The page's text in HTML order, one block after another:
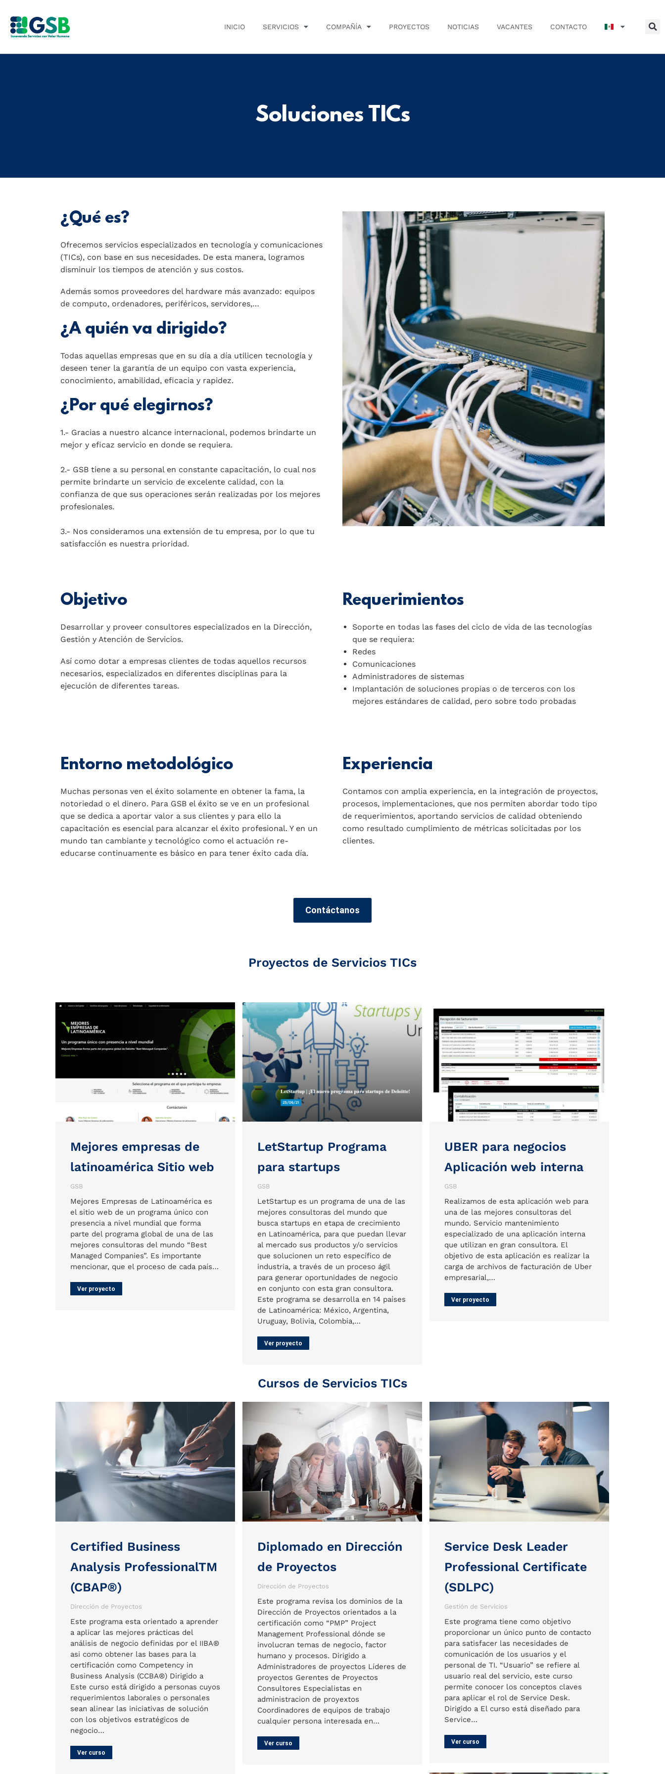
INICIO SERVICIOS COMPAÑÍA PROYECTOS NOTICIAS VACANTES CONTACTO
Soluciones TICs
¿Qué es?
Ofrecemos servicios especializados en tecnología y comunicaciones
(TICs), con base en sus necesidades. De esta manera, logramos
disminuir los tiempos de atención y sus costos.
Además somos proveedores del hardware más avanzado: equipos
de computo, ordenadores, periféricos, servidores,…
¿A quién va dirigido?
Todas aquellas empresas que en su día a día utilicen tecnología y
deseen tener la garantía de un equipo con vasta experiencia,
conocimiento, amabilidad, eficacia y rapidez.
¿Por qué elegirnos?
1.- Gracias a nuestro alcance internacional, podemos brindarte un
mejor y eficaz servicio en donde se requiera.
2.- GSB tiene a su personal en constante capacitación, lo cual nos
permite brindarte un servicio de excelente calidad, con la
confianza de que sus operaciones serán realizadas por los mejores
profesionales.
3.- Nos consideramos una extensión de tu empresa, por lo que tu
satisfacción es nuestra prioridad.
Objetivo
Desarrollar y proveer consultores especializados en la Dirección,
Gestión y Atención de Servicios.
Así como dotar a empresas clientes de todas aquellos recursos
necesarios, especializados en diferentes disciplinas para la
ejecución de diferentes tareas.
Requerimientos
Soporte en todas las fases del ciclo de vida de las tecnologías
que se requiera:
Redes
Comunicaciones
Administradores de sistemas
Implantación de soluciones propias o de terceros con los
mejores estándares de calidad, pero sobre todo probadas
Entorno metodológico
Muchas personas ven el éxito solamente en obtener la fama, la
notoriedad o el dinero. Para GSB el éxito se ve en un profesional
que se dedica a aportar valor a sus clientes y para ello la
capacitación es esencial para alcanzar el éxito profesional. Y en un
mundo tan cambiante y tecnológico como el actuación re-
educarse continuamente es básico en para tener éxito cada día.
Experiencia
Contamos con amplia experiencia, en la integración de proyectos,
procesos, implementaciones, que nos permiten abordar todo tipo
de requerimientos, aportando servicios de calidad obteniendo
como resultado cumplimiento de métricas solicitadas por los
clientes.
Contáctanos
Proyectos de Servicios TICs
Mejores empresas de
latinoamérica Sitio web
GSB
Mejores Empresas de Latinoamérica es
el sitio web de un programa único con
presencia a nivel mundial que forma
parte del programa global de una de las
mejores consultoras del mundo “Best
Managed Companies”. Es importante
mencionar, que el proceso de cada país…
Ver proyecto
LetStartup Programa
para startups
GSB
LetStartup es un programa de una de las
mejores consultoras del mundo que
busca startups en etapa de crecimiento
en Latinoamérica, para que puedan llevar
al mercado sus productos y/o servicios
que solucionen un reto específico de
industria, a través de un proceso ágil
para generar oportunidades de negocio
en conjunto con esta gran consultora.
Este programa se desarrolla en 14 países
de Latinoamérica: México, Argentina,
Uruguay, Bolivia, Colombia,…
Ver proyecto
UBER para negocios
Aplicación web interna
GSB
Realizamos de esta aplicación web para
una de las mejores consultoras del
mundo. Servicio mantenimiento
especializado de una aplicación interna
que utilizan en gran consultora. El
objetivo de esta aplicación es realizar la
carga de archivos de facturación de Uber
empresarial,…
Ver proyecto
Cursos de Servicios TICs
Certified Business
Analysis ProfessionalTM
(CBAP®)
Dirección de Proyectos
Este programa esta orientado a aprender
a aplicar las mejores prácticas del
análisis de negocio definidas por el IIBA®
asi como obtener las bases para la
certificación como Competency in
Business Analysis (CCBA®) Dirigido a
Este curso está dirigido a personas cuyos
requerimientos laborales o personales
sean alinear las iniciativas de solución
con los objetivos estratégicos de
negocio…
Ver curso
Diplomado en Dirección
de Proyectos
Dirección de Proyectos
Este programa revisa los dominios de la
Dirección de Proyectos orientados a la
certificación como “PMP” Project
Management Professional dónde se
involucran temas de negocio, factor
humano y procesos. Dirigido a
Administradores de proyectos Líderes de
proyectos Gerentes de Proyectos
Consultores Especialistas en
administracion de proyextos
Coordinadores de equipos de trabajo
cualquier persona interesada en…
Ver curso
Service Desk Leader
Professional Certificate
(SDLPC)
Gestión de Servicios
Este programa tiene como objetivo
proporcionar un único punto de contacto
para satisfacer las necesidades de
comunicación de los usuarios y el
personal de TI. “Usuario” se refiere al
usuario real del servicio, este curso
permite conocer los conceptos claves
para aplicar el rol de Service Desk.
Dirigido a El curso está diseñado para
Service…
Ver curso